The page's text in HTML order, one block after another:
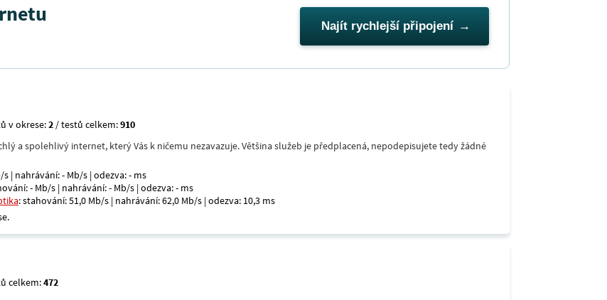
Najít rychlejší připojení
v okrese:2 / testů celkem:910
a spolehlivý internet, který Vás k ničemu nezavazuje. Většina služeb je předplacená, nepodepisujete tedy žádné
| nahrávání: - Mb/s | odezva: - ms
- Mb/s | nahrávání: - Mb/s | odezva: - ms
: stahování: 51,0 Mb/s | nahrávání: 62,0 Mb/s | odezva: 10,3 ms
celkem:472